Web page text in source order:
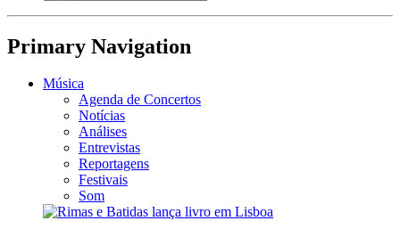
Primary Navigation
Música
Agenda de Concertos
Notícias
Análises
Entrevistas
Reportagens
Festivais
Som